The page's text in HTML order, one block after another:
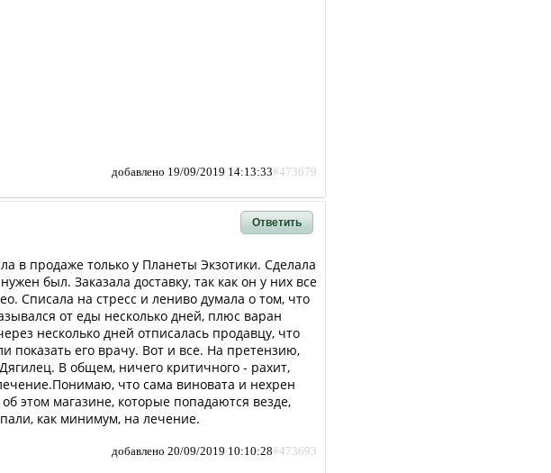
добавлено 19/09/2019 14:13:33#473679
Ответить
в продаже только у Планеты Экзотики. Сделала
был. Заказала доставку, так как он у них все
Списала на стресс и лениво думала о том, что
от еды несколько дней, плюс варан
несколько дней отписалась продавцу, что
показать его врачу. Вот и все. На претензию,
В общем, ничего критичного - рахит,
что сама виновата и нехрен
этом магазине, которые попадаются везде,
как минимум, на лечение.
добавлено 20/09/2019 10:10:28#473693